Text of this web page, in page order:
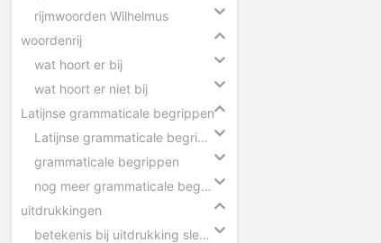
rijmwoorden Wilhelmus
woordenrij
wat hoort er bij
wat hoort er niet bij
Latijnse grammaticale begrippen
Latijnse grammaticale begrippen slepen
grammaticale begrippen
nog meer grammaticale begrippen
uitdrukkingen
betekenis bij uitdrukking slepen